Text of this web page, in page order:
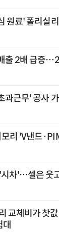
원료' 폴리실
출 2배 급증
과근무' 공사
리 'V낸드
차'…셀은 웃
교체비가 찻